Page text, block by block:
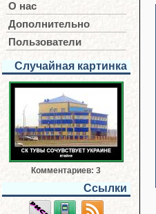
О нас
Дополнительно
Пользователи
Случайная картинка
Комментариев: 3
Ссылки